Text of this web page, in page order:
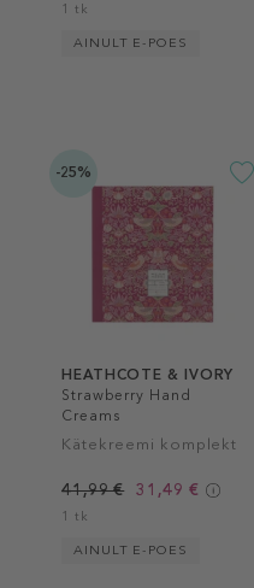
1 tk
AINULT E-POES
-25%
HEATHCOTE & IVORY
Strawberry Hand
Creams
Kätekreemi komplekt
41,99 € 31,49 €
1 tk
AINULT E-POES